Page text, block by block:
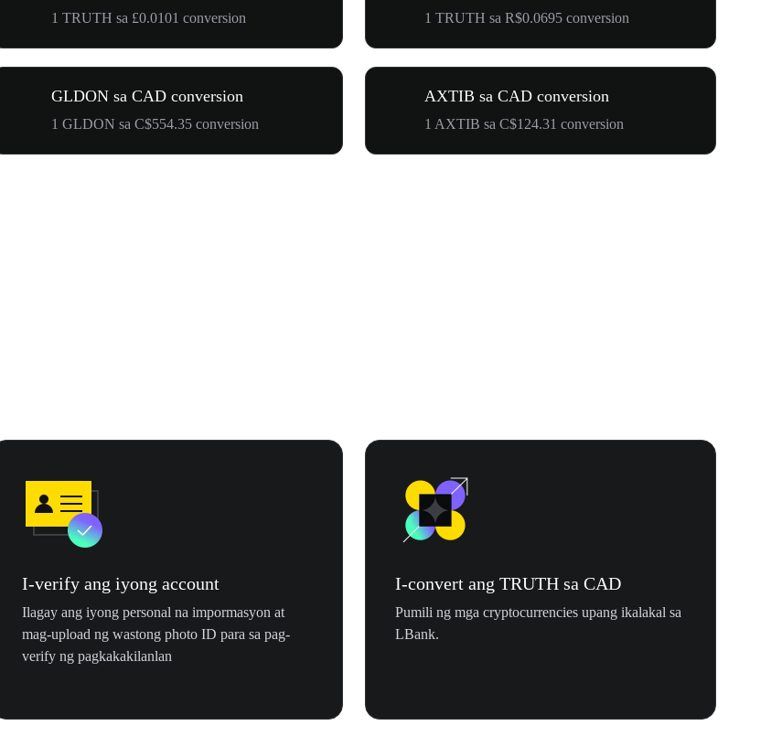
1 TRUTH sa £0.0101 conversion 1 TRUTH sa R$0.0695 conversion
GLDON sa CAD conversion
1 GLDON sa C$554.35 conversion
AXTIB sa CAD conversion
1 AXTIB sa C$124.31 conversion
I-verify ang iyong account
Ilagay ang iyong personal na impormasyon at
mag-upload ng wastong photo ID para sa pag-
verify ng pagkakakilanlan
I-convert ang TRUTH sa CAD
Pumili ng mga cryptocurrencies upang ikalakal sa
LBank.